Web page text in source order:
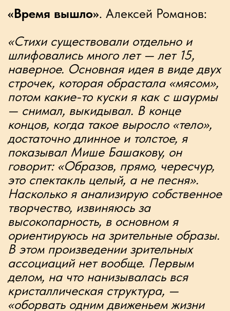
ассоциаций нет вообще. Первым
делом, на что нанизывалась вся
«оборвать одним движеньем жизни
дивное круженье». Я думаю, это
приходит в голову каждому. С
подросткового возраста до первых
седин. А дальше может быть почаще,
может быть пореже. Из этого
родилось вот это: «время медлит
величаво переполненную чашу
звонкой каплей опрокинуть». Это
прямо декаданс. Мне это показалось
очень клёво. И к этому прилепилась
«перепуганная белка» для того, чтобы
снизить пафос. Ну и к этому стали
приделываться какие-то, в том же
размере, который приходит в голову,
какие-то частушки смешные — само
собой. Про то, что «мы ещё едва ли с
вами слыли существами, или»... Вот
этого было достаточно».
«По дороге в небеса».
Черновик стиха лежал «в столе»
Алексея Романова почти три года.
Аранжировка создавалась на
домашнем компьютере, а «шлифовка»
проходила усилиями всей группы.